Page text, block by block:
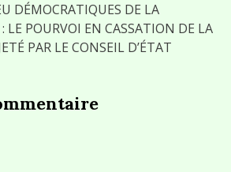
DÉMOCRATIQUES DE LA
POURVOI EN CASSATION DE LA
PAR LE CONSEIL D’ÉTAT